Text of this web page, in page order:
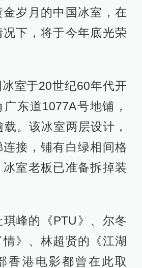
岁月的中国冰室，在
下，将于今年底光荣
室于20世纪60年代开
东道1077A号地铺，
。该冰室两层设计，
接，铺有白绿相间格
室老板已准备拆掉装
峰的《PTU》、尔冬
》、林超贤的《江湖
香港电影都曾在此取